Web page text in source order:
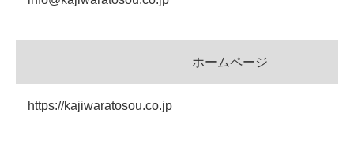
ホームページ
https://kajiwaratosou.co.jp